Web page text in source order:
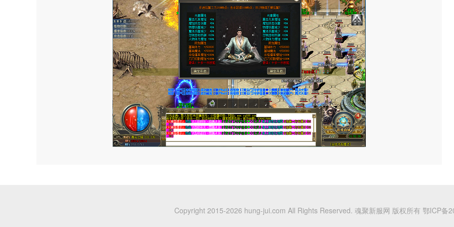
Copyright 2015-2026 hung-jui.com All Rights Reserved. 魂聚新服网 版权所有 鄂ICP备